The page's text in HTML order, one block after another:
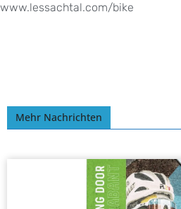
www.lessachtal.com/bike
Mehr Nachrichten